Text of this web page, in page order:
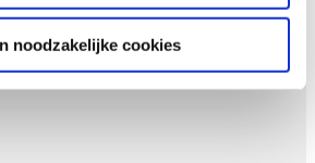
noodzakelijke cookies
ondernemer